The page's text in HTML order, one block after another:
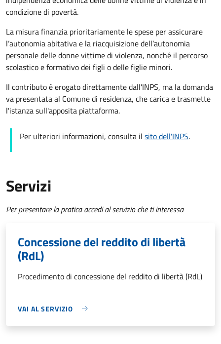
condizione di povertà.
La misura finanzia prioritariamente le spese per assicurare
l’autonomia abitativa e la riacquisizione dell’autonomia
personale delle donne vittime di violenza, nonché il percorso
scolastico e formativo dei figli o delle figlie minori.
Il contributo è erogato direttamente dall'INPS, ma la domanda
va presentata al Comune di residenza, che carica e trasmette
l'istanza sull'apposita piattaforma.
Per ulteriori informazioni, consulta il sito dell'INPS.
Servizi
Per presentare la pratica accedi al servizio che ti interessa
Concessione del reddito di libertà
(RdL)
Procedimento di concessione del reddito di libertà (RdL)
VAI AL SERVIZIO